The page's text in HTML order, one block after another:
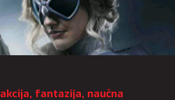
akcija, fantazija, naučna